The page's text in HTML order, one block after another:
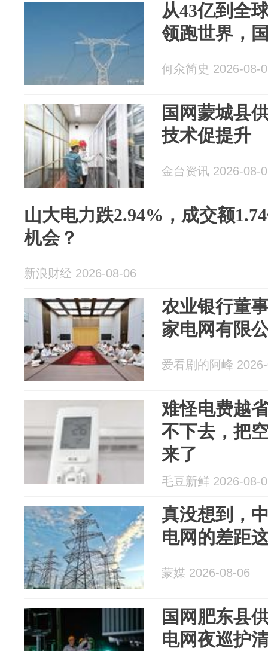
从43亿到全
领跑世界，
何氽简史 2026-08-
国网蒙城县
技术促提升
金台资讯 2026-08-
山大电力跌2.94%，成交额
机会？
新浪财经 2026-08-06
农业银行董
家电网有限
爱看剧的阿峰
难怪电费越
不下去，把
来了
毛豆新鲜 2026-08-
真没想到，
电网的差距
蒙媒 2026-08-06
国网肥东县
电网夜巡护